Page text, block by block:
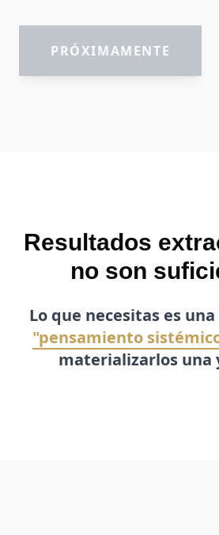
PRÓXIMAMENTE
Resultados
no son
Lo que necesitas es
"pensamiento
materializarlos una